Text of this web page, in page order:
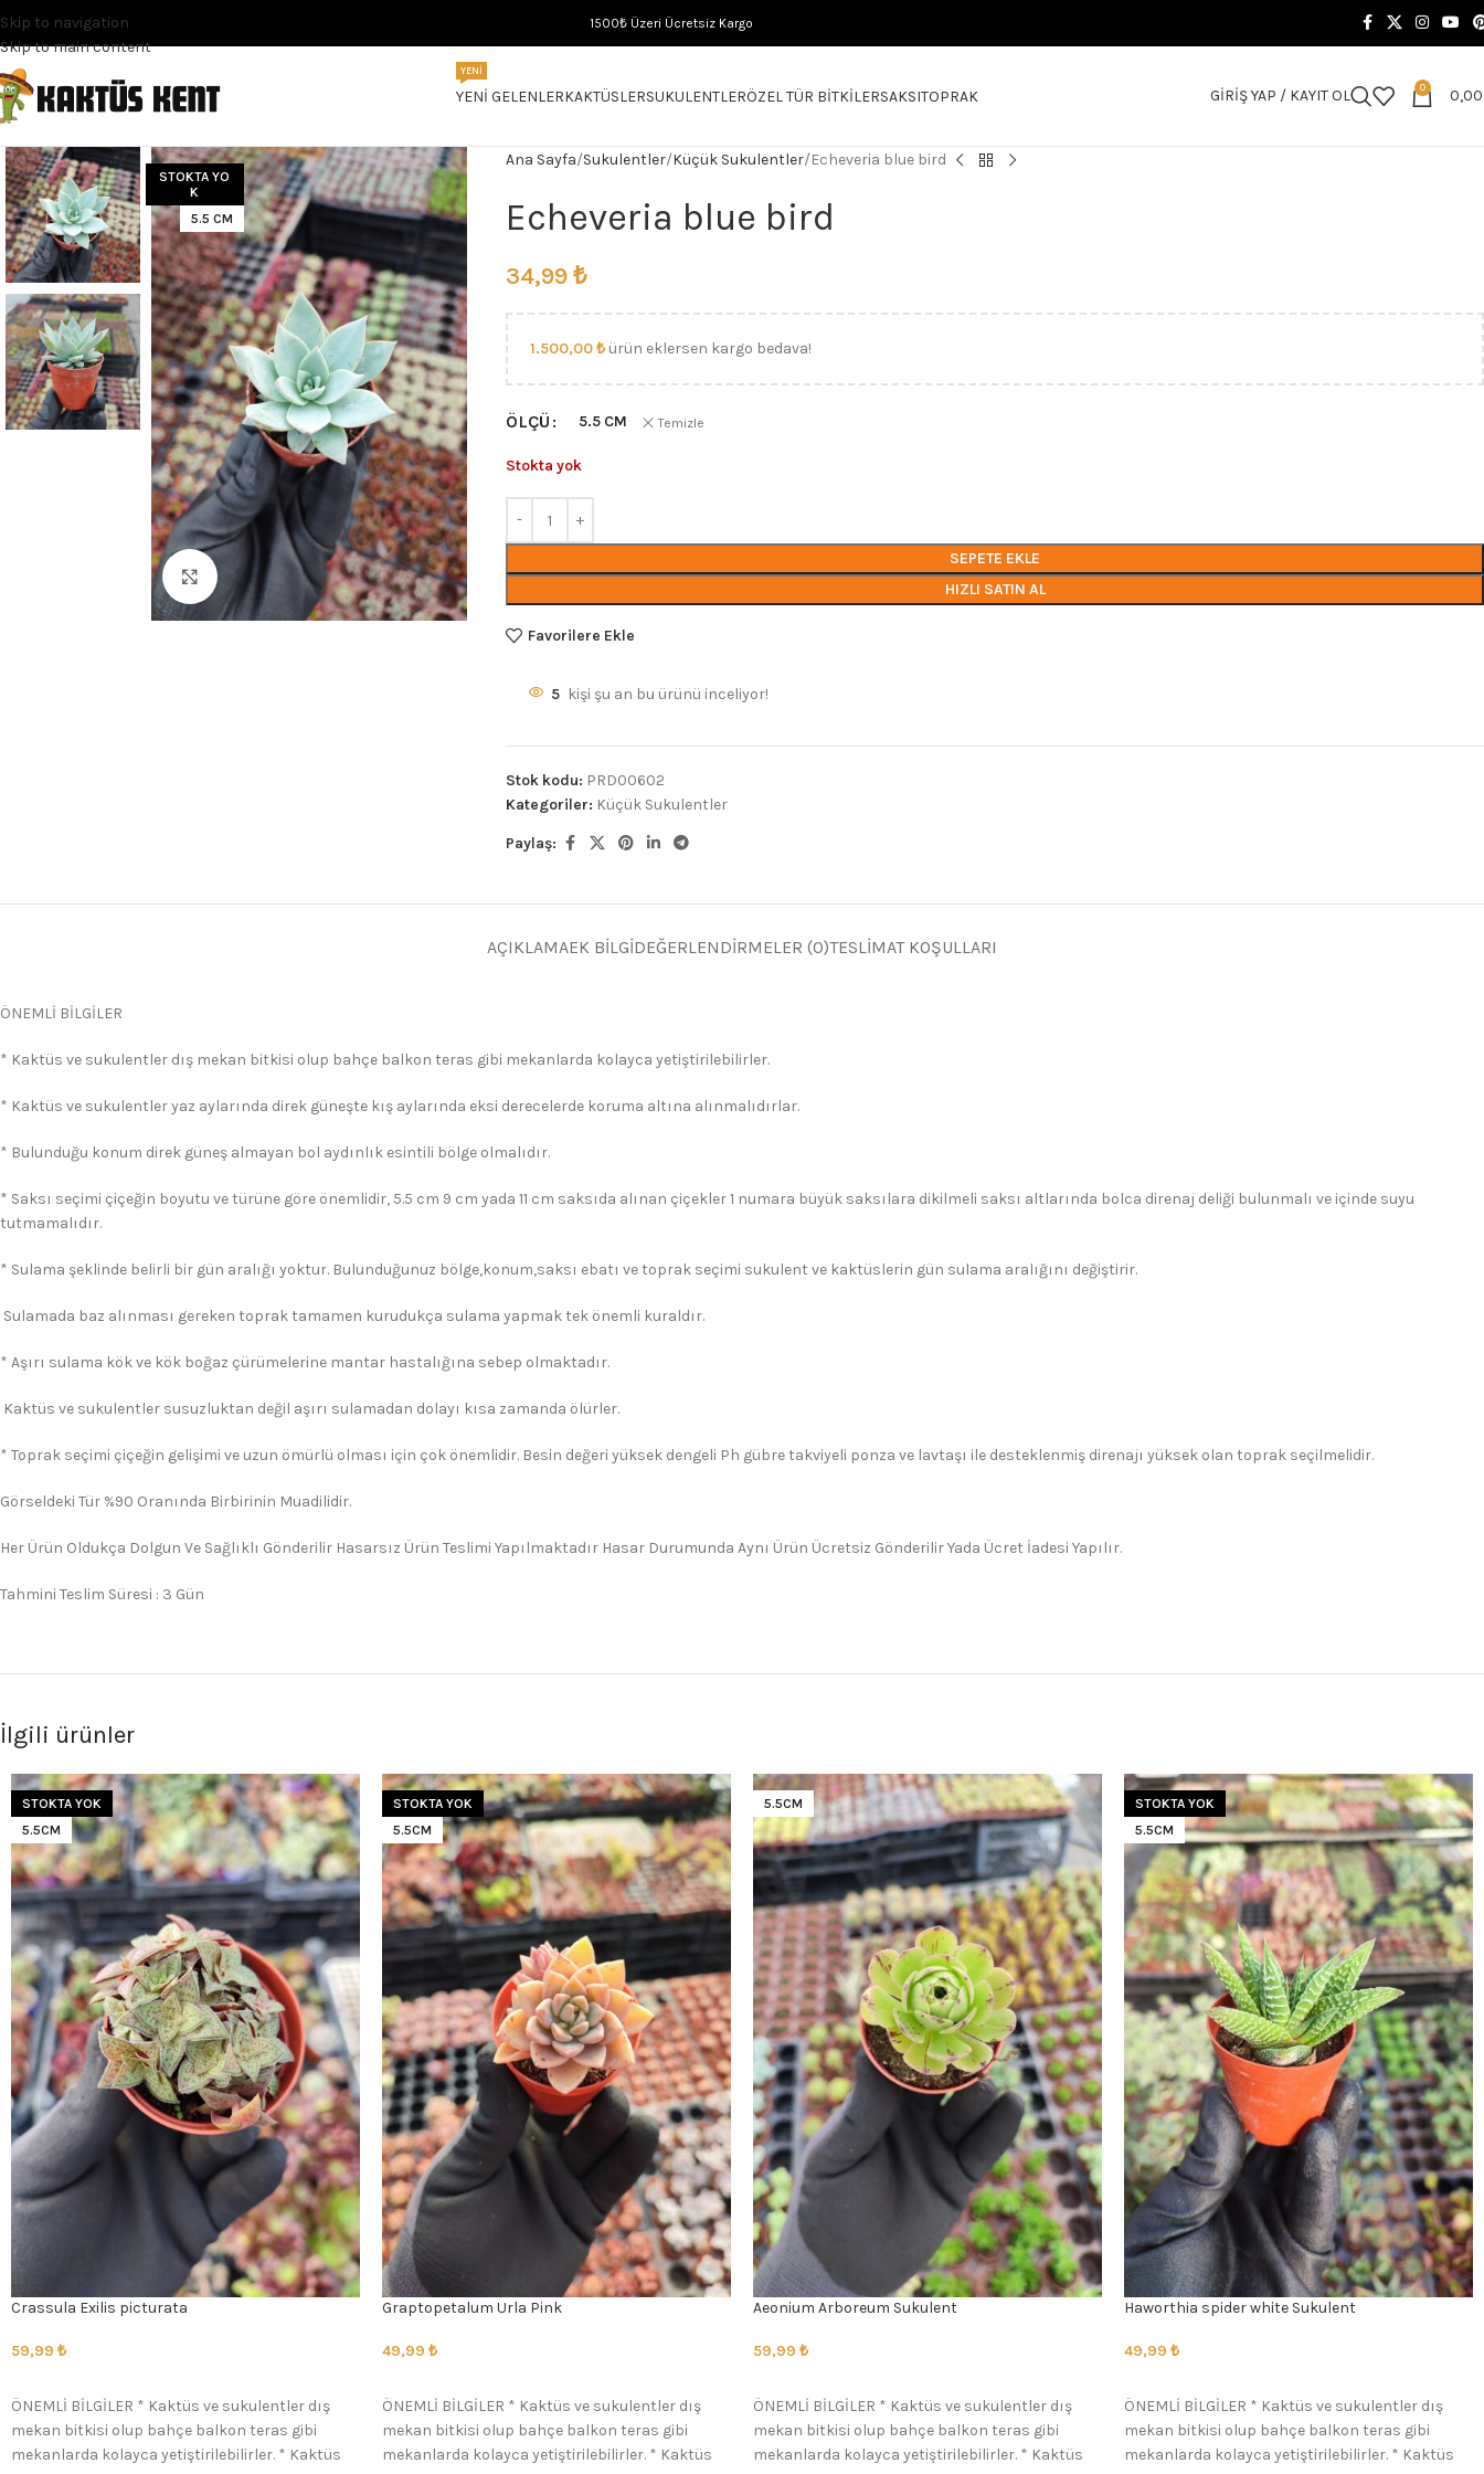
Skip to navigation
Skip to main content
1500₺ Üzeri Ücretsiz Kargo
YENI GELENLER
YENI
KAKTÜSLERSUKULENTLERÖZEL TÜR BITKILERSAKSITOPRAK GIRIŞ YAP / KAYIT OL 0
STOKTA YO
K
5.5 CM
Click to enlarge
Ana Sayfa Sukulentler Küçük Sukulentler Echeveria blue bird
Echeveria blue bird
34,99 ₺
1.500,00₺ ürün eklersen kargo bedava!
ÖLÇÜ 5.5 CM Temizle
Stokta yok
SEPETE EKLE
HIZLI SATIN AL
Favorilere Ekle
5 kişi şu an bu ürünü inceliyor!
Stok kodu: PRD00602
Kategoriler: Küçük Sukulentler
Paylaş:
AÇIKLAMAEK BILGIDEĞERLENDIRMELER (0)TESLIMAT KOŞULLARI
ÖNEMLİ BİLGİLER
* Kaktüs ve sukulentler dış mekan bitkisi olup bahçe balkon teras gibi mekanlarda kolayca yetiştirilebilirler.
* Kaktüs ve sukulentler yaz aylarında direk güneşte kış aylarında eksi derecelerde koruma altına alınmalıdırlar.
* Bulunduğu konum direk güneş almayan bol aydınlık esintili bölge olmalıdır.
* Saksı seçimi çiçeğin boyutu ve türüne göre önemlidir, 5.5 cm 9 cm yada 11 cm saksıda alınan çiçekler 1 numara büyük saksılara dikilmeli saksı altlarında bolca direnaj deliği bulunmalı ve içinde suyu
tutmamalıdır.
* Sulama şeklinde belirli bir gün aralığı yoktur. Bulunduğunuz bölge,konum,saksı ebatı ve toprak seçimi sukulent ve kaktüslerin gün sulama aralığını değiştirir.
Sulamada baz alınması gereken toprak tamamen kurudukça sulama yapmak tek önemli kuraldır.
* Aşırı sulama kök ve kök boğaz çürümelerine mantar hastalığına sebep olmaktadır.
Kaktüs ve sukulentler susuzluktan değil aşırı sulamadan dolayı kısa zamanda ölürler.
* Toprak seçimi çiçeğin gelişimi ve uzun ömürlü olması için çok önemlidir. Besin değeri yüksek dengeli Ph gübre takviyeli ponza ve lavtaşı ile desteklenmiş direnajı yüksek olan toprak seçilmelidir.
Görseldeki Tür %90 Oranında Birbirinin Muadilidir.
Her Ürün Oldukça Dolgun Ve Sağlıklı Gönderilir Hasarsız Ürün Teslimi Yapılmaktadır Hasar Durumunda Aynı Ürün Ücretsiz Gönderilir Yada Ücret İadesi Yapılır.
Tahmini Teslim Süresi : 3 Gün
İlgili ürünler
STOKTA YOK
5.5CM
Crassula Exilis picturata
59,99 ₺
ÖNEMLİ BİLGİLER * Kaktüs ve sukulentler dış
mekan bitkisi olup bahçe balkon teras gibi
mekanlarda kolayca yetiştirilebilirler. * Kaktüs
STOKTA YOK
5.5CM
Graptopetalum Urla Pink
49,99 ₺
ÖNEMLİ BİLGİLER * Kaktüs ve sukulentler dış
mekan bitkisi olup bahçe balkon teras gibi
mekanlarda kolayca yetiştirilebilirler. * Kaktüs
5.5CM
Aeonium Arboreum Sukulent
59,99 ₺
ÖNEMLİ BİLGİLER * Kaktüs ve sukulentler dış
mekan bitkisi olup bahçe balkon teras gibi
mekanlarda kolayca yetiştirilebilirler. * Kaktüs
STOKTA YOK
5.5CM
Haworthia spider white Sukulent
49,99 ₺
ÖNEMLİ BİLGİLER * Kaktüs ve sukulentler dış
mekan bitkisi olup bahçe balkon teras gibi
mekanlarda kolayca yetiştirilebilirler. * Kaktüs